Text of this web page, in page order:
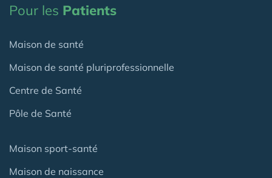
Pour les Patients
Maison de santé
Maison de santé pluriprofessionnelle
Centre de Santé
Pôle de Santé
Maison sport-santé
Maison de naissance